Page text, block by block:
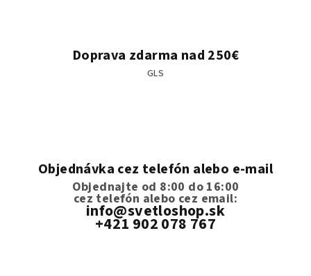
Doprava zdarma nad 250€
GLS
Objednávka cez telefón alebo e-mail
Objednajte od 8:00 do 16:00
cez telefón alebo cez email:
info@svetloshop.sk
+421 902 078 767